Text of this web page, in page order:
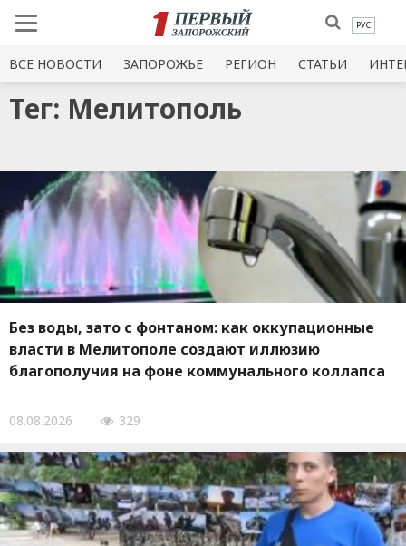
РУС
ВСЕ НОВОСТИ ЗАПОРОЖЬЕ РЕГИОН СТАТЬИ
Тег: Мелитополь
Без воды, зато с фонтаном: как оккупационные
власти в Мелитополе создают иллюзию
благополучия на фоне коммунального коллапса
08.08.2026 329